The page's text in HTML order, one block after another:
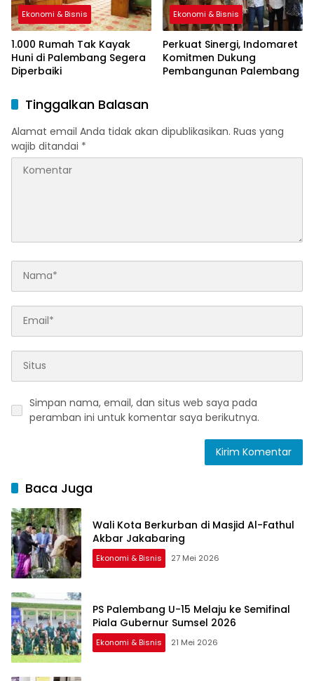
Ekonomi & Bisnis
1.000 Rumah Tak Kayak
Huni di Palembang Segera
Diperbaiki
Ekonomi & Bisnis
Perkuat Sinergi, Indomaret
Komitmen Dukung
Pembangunan Palembang
Tinggalkan Balasan
Alamat email Anda tidak akan dipublikasikan. Ruas yang
wajib ditandai *
Simpan nama, email, dan situs web saya pada
peramban ini untuk komentar saya berikutnya.
Baca Juga
Wali Kota Berkurban di Masjid Al-Fathul
Akbar Jakabaring
Ekonomi & Bisnis 27 Mei 2026
PS Palembang U-15 Melaju ke Semifinal
Piala Gubernur Sumsel 2026
Ekonomi & Bisnis 21 Mei 2026